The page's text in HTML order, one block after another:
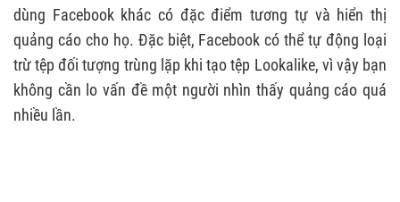
dùng Facebook khác có đặc điểm tương tự và hiển thị
quảng cáo cho họ. Đặc biệt, Facebook có thể tự động loại
trừ tệp đối tượng trùng lặp khi tạo tệp Lookalike, vì vậy bạn
không cần lo vấn đề một người nhìn thấy quảng cáo quá
nhiều lần.